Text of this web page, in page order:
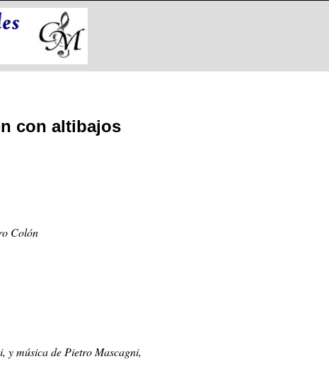
con altibajos
Colón
y música de Pietro Mascagni,